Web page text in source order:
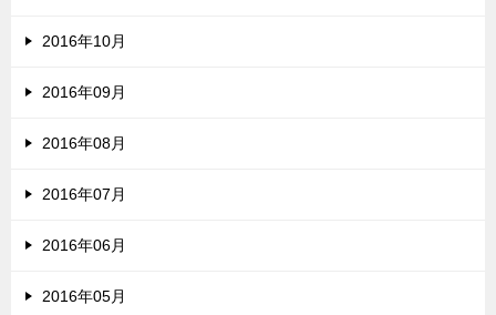
2016年10月
2016年09月
2016年08月
2016年07月
2016年06月
2016年05月